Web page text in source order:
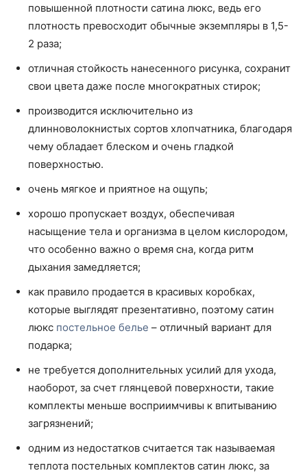
повышенной плотности сатина люкс, ведь его
плотность превосходит обычные экземпляры в 1,5-
2 раза;
отличная стойкость нанесенного рисунка, сохранит
свои цвета даже после многократных стирок;
производится исключительно из
длинноволокнистых сортов хлопчатника, благодаря
чему обладает блеском и очень гладкой
поверхностью.
очень мягкое и приятное на ощупь;
хорошо пропускает воздух, обеспечивая
насыщение тела и организма в целом кислородом,
что особенно важно о время сна, когда ритм
дыхания замедляется;
как правило продается в красивых коробках,
которые выглядят презентативно, поэтому сатин
люкс постельное белье – отличный вариант для
подарка;
не требуется дополнительных усилий для ухода,
наоборот, за счет глянцевой поверхности, такие
комплекты меньше восприимчивы к впитыванию
загрязнений;
одним из недостатков считается так называемая
теплота постельных комплектов сатин люкс, за